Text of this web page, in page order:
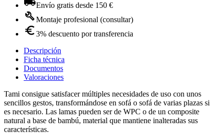
Envío gratis desde 150 €
Montaje profesional (consultar)
3% descuento por transferencia
Descripción
Ficha técnica
Documentos
Valoraciones
Tami consigue satisfacer múltiples necesidades de uso con unos
sencillos gestos, transformándose en sofá o sofá de varias plazas si
es necesario. Las lamas pueden ser de WPC o de un composite
natural a base de bambú, material que mantiene inalteradas sus
características.